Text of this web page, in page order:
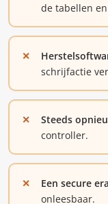
de tabellen
schrijfactie
Steeds
controller.
Een secure
onleesbaar.